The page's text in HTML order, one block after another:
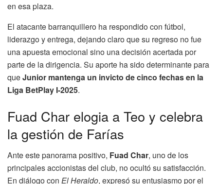
en esa plaza.
El atacante barranquillero ha respondido con fútbol,
liderazgo y entrega, dejando claro que su regreso no fue
una apuesta emocional sino una decisión acertada por
parte de la dirigencia. Su aporte ha sido determinante para
queJunior mantenga un invicto de cinco fechas en la
Liga BetPlay I-2025.
Fuad Char elogia a Teo y celebra
la gestión de Farías
Ante este panorama positivo, Fuad Char, uno de los
principales accionistas del club, no ocultó su satisfacción.
En diálogo con El Heraldo, expresó su entusiasmo por el